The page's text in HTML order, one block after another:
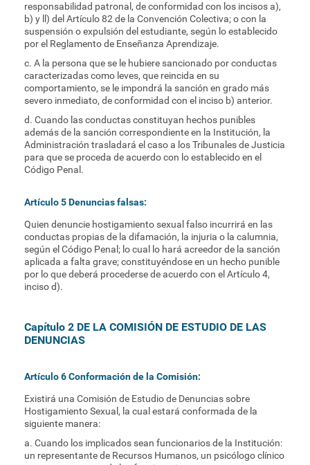
responsabilidad patronal, de conformidad con los incisos a),
b) y ll) del Artículo 82 de la Convención Colectiva; o con la
suspensión o expulsión del estudiante, según lo establecido
por el Reglamento de Enseñanza Aprendizaje.
c. A la persona que se le hubiere sancionado por conductas
caracterizadas como leves, que reincida en su
comportamiento, se le impondrá la sanción en grado más
severo inmediato, de conformidad con el inciso b) anterior.
d. Cuando las conductas constituyan hechos punibles
además de la sanción correspondiente en la Institución, la
Administración trasladará el caso a los Tribunales de Justicia
para que se proceda de acuerdo con lo establecido en el
Código Penal.
Artículo 5 Denuncias falsas:
Quien denuncie hostigamiento sexual falso incurrirá en las
conductas propias de la difamación, la injuria o la calumnia,
según el Código Penal; lo cual lo hará acreedor de la sanción
aplicada a falta grave; constituyéndose en un hecho punible
por lo que deberá procederse de acuerdo con el Artículo 4,
inciso d).
Capítulo 2 DE LA COMISIÓN DE ESTUDIO DE LAS
DENUNCIAS
Artículo 6 Conformación de la Comisión:
Existirá una Comisión de Estudio de Denuncias sobre
Hostigamiento Sexual, la cual estará conformada de la
siguiente manera:
a. Cuando los implicados sean funcionarios de la Institución:
un representante de Recursos Humanos, un psicólogo clínico